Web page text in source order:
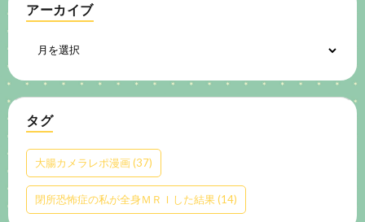
アーカイブ
タグ
大腸カメラレポ漫画(37)
閉所恐怖症の私が全身ＭＲＩした結果(14)